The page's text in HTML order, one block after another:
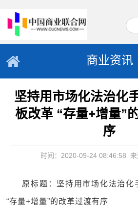
商业资讯
坚持用市场化法治化
板改革 “存量+增量”
序
时间：2020-09-24 08:46:58
原标题：坚持用市场化法治化
“存量+增量”的改革过渡有序